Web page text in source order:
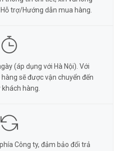
trợ/Hướng dẫn mua hàng.
(áp dụng với Hà Nội). Với
sẽ được vận chuyển đến
hàng.
Công ty, đảm bảo đổi trả